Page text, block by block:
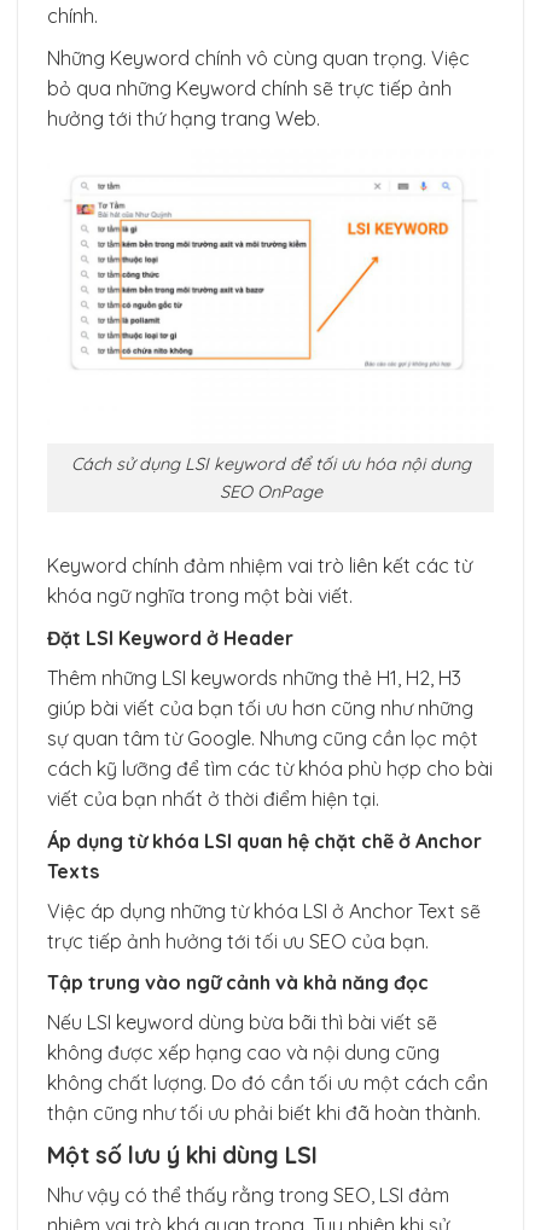
chính.
Những Keyword chính vô cùng quan trọng. Việc
bỏ qua những Keyword chính sẽ trực tiếp ảnh
hưởng tới thứ hạng trang Web.
Cách sử dụng LSI keyword để tối ưu hóa nội dung
SEO OnPage
Keyword chính đảm nhiệm vai trò liên kết các từ
khóa ngữ nghĩa trong một bài viết.
Đặt LSI Keyword ở Header
Thêm những LSI keywords những thẻ H1, H2, H3
giúp bài viết của bạn tối ưu hơn cũng như những
sự quan tâm từ Google. Nhưng cũng cần lọc một
cách kỹ lưỡng để tìm các từ khóa phù hợp cho bài
viết của bạn nhất ở thời điểm hiện tại.
Áp dụng từ khóa LSI quan hệ chặt chẽ ở Anchor
Texts
Việc áp dụng những từ khóa LSI ở Anchor Text sẽ
trực tiếp ảnh hưởng tới tối ưu SEO của bạn.
Tập trung vào ngữ cảnh và khả năng đọc
Nếu LSI keyword dùng bừa bãi thì bài viết sẽ
không được xếp hạng cao và nội dung cũng
không chất lượng. Do đó cần tối ưu một cách cẩn
thận cũng như tối ưu phải biết khi đã hoàn thành.
Một số lưu ý khi dùng LSI
Như vậy có thể thấy rằng trong SEO, LSI đảm